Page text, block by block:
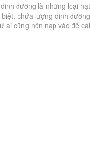
đã trở thành một món ăn
bổ dưỡng với giá trị dinh